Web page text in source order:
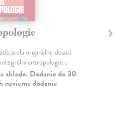
zcela originální, dosud
antropologie...
sklade. Dodanie do 30
dodanie